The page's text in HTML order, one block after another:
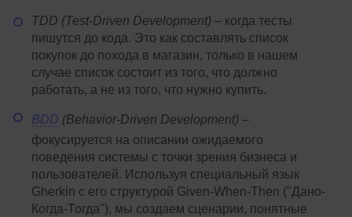
TDD (Test-Driven Development) – когда тесты
пишутся до кода. Это как составлять список
покупок до похода в магазин, только в нашем
случае список состоит из того, что должно
работать, а не из того, что нужно купить.
BDD (Behavior-Driven Development) –
фокусируется на описании ожидаемого
поведения системы с точки зрения бизнеса и
пользователей. Используя специальный язык
Gherkin с его структурой Given-When-Then ("Дано-
Когда-Тогда"), мы создаем сценарии, понятные